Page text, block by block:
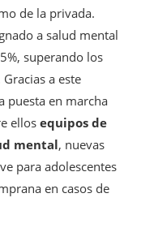
de la privada.
a salud mental
superando los
a este
puesta en marcha
ellos equipos de
mental, nuevas
para adolescentes
en casos de